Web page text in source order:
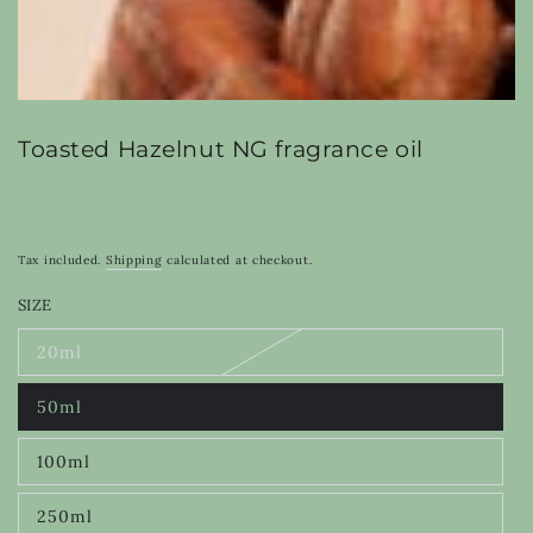
Toasted Hazelnut NG fragrance oil
Tax included. Shipping calculated at checkout.
SIZE
20ml
Variant
sold
or
50ml
Variant
sold
or
unavailable
100ml
Variant
sold
or
250ml
Variant